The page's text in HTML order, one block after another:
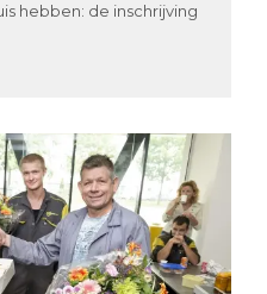
hebben: de inschrijving